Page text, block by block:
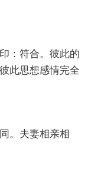
：符合。彼此的
此思想感情完全
。夫妻相亲相